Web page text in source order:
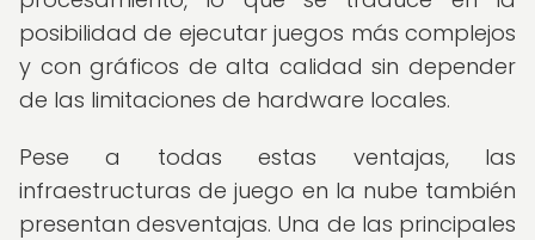
posibilidad de ejecutar juegos más complejos
y con gráficos de alta calidad sin depender
de las limitaciones de hardware locales.
Pese a todas estas ventajas, las
infraestructuras de juego en la nube también
presentan desventajas. Una de las principales